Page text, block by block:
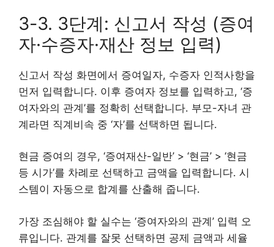
3-3. 3단계: 신고서 작성 (증여
자·수증자·재산 정보 입력)
신고서 작성 화면에서 증여일자, 수증자 인적사항을
먼저 입력합니다. 이후 증여자 정보를 입력하고, ‘증
여자와의 관계’를 정확히 선택합니다. 부모-자녀 관
계라면 직계비속 중 ‘자’를 선택하면 됩니다.
현금 증여의 경우, ‘증여재산-일반’ > ‘현금’ > ‘현금
등 시가’를 차례로 선택하고 금액을 입력합니다. 시
스템이 자동으로 합계를 산출해 줍니다.
가장 조심해야 할 실수는 ‘증여자와의 관계’ 입력 오
류입니다. 관계를 잘못 선택하면 공제 금액과 세율